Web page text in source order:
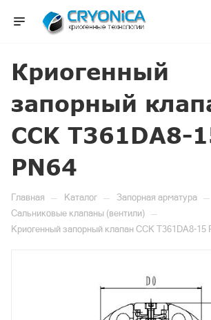
Криогенный
запорный
CCK T361DA8-
PN64
Главная — Каталог — Запорная арматура —
Сальниковые клапаны (вентили) —
Криогенный запорный клапан CCK T361DA8-15